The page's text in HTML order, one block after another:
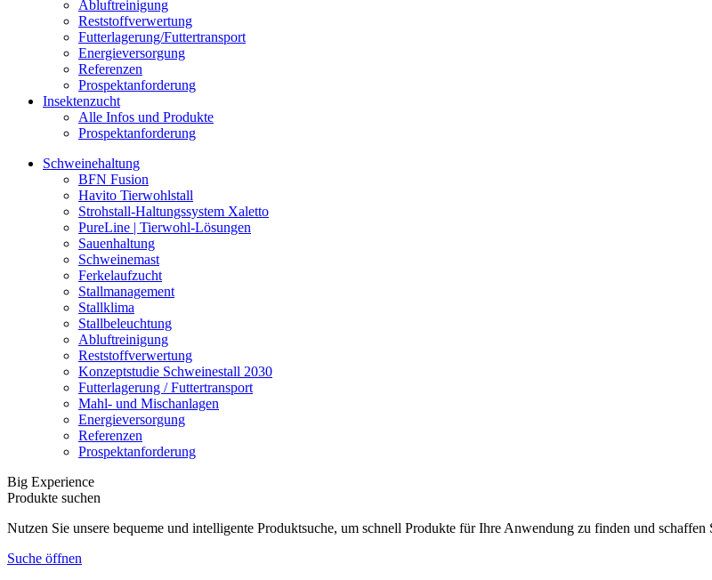
Abluftreinigung
Reststoffverwertung
Futterlagerung/Futtertransport
Energieversorgung
Referenzen
Prospektanforderung
Insektenzucht
Alle Infos und Produkte
Prospektanforderung
Schweinehaltung
BFN Fusion
Havito Tierwohlstall
Strohstall-Haltungssystem Xaletto
PureLine | Tierwohl-Lösungen
Sauenhaltung
Schweinemast
Ferkelaufzucht
Stallmanagement
Stallklima
Stallbeleuchtung
Abluftreinigung
Reststoffverwertung
Konzeptstudie Schweinestall 2030
Futterlagerung / Futtertransport
Mahl- und Mischanlagen
Energieversorgung
Referenzen
Prospektanforderung
Big Experience
Produkte suchen
Nutzen Sie unsere bequeme und intelligente Produktsuche, um schnell Produkte für Ihre Anwendung zu finden und
Suche öffnen